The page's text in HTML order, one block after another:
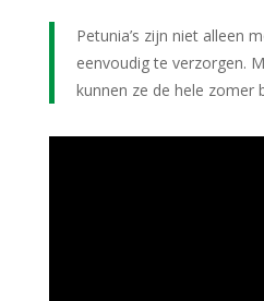
Petunia’s zijn niet alleen
eenvoudig te verzorgen.
kunnen ze de hele zomer